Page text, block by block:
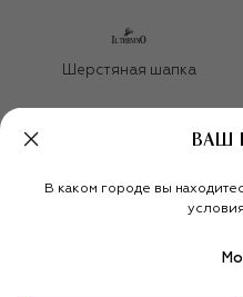
Шерстяная шапка
ВАШ
В каком городе вы